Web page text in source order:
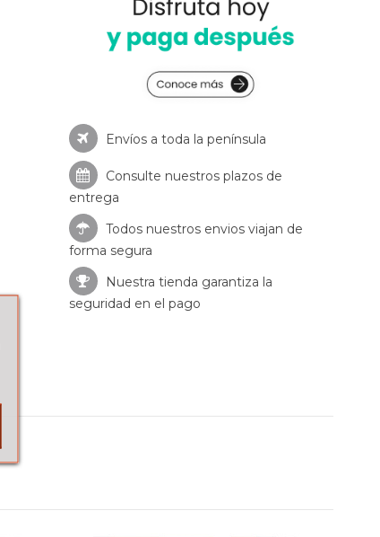
Envíos a toda la península
Consulte nuestros plazos de
entrega
Todos nuestros envios viajan de
forma segura
Nuestra tienda garantiza la
seguridad en el pago